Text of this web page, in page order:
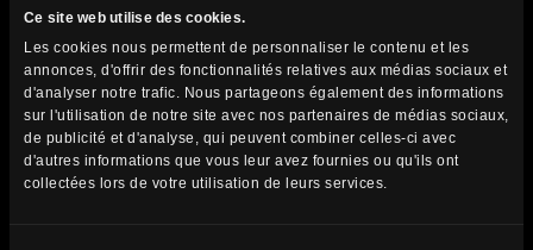
Ce site web utilise des cookies.
Les cookies nous permettent de personnaliser le contenu et les
annonces, d'offrir des fonctionnalités relatives aux médias sociaux et
d'analyser notre trafic. Nous partageons également des informations
sur l'utilisation de notre site avec nos partenaires de médias sociaux,
de publicité et d'analyse, qui peuvent combiner celles-ci avec
d'autres informations que vous leur avez fournies ou qu'ils ont
collectées lors de votre utilisation de leurs services.
rencontres uniques avec une faune endémique
incroyable.
La Colombie : beauté et
culture